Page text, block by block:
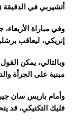
أتشيربي في الدقيقة
وفي مباراة
إنريكي، ليعاقب
وبالتالي، يمكن
مبنية على الجرأة
وأمام باريس سان
فليك التكتيكي، قد